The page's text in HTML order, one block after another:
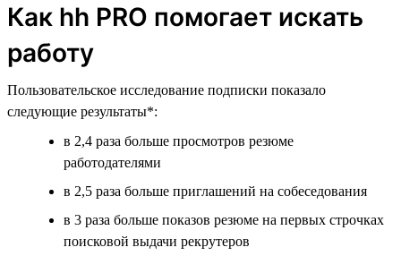
Как hh PRO помогает искать
работу
Пользовательское исследование подписки показало
следующие результаты*:
в 2,4 раза больше просмотров резюме
работодателями
в 2,5 раза больше приглашений на собеседования
в 3 раза больше показов резюме на первых строчках
поисковой выдачи рекрутеров